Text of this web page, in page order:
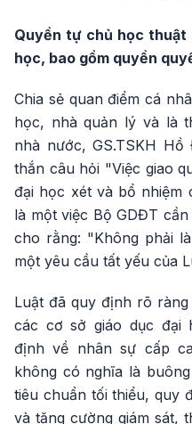
Quyền tự chủ học
học, bao gồm quyền
Chia sẻ quan điểm cá
học, nhà quản lý và là
nhà nước, GS.TSKH
thắn câu hỏi "Việc giao
đại học xét và bổ nhiệm
là một việc Bộ GDĐT
cho rằng: "Không phải
một yêu cầu tất yếu của
Luật đã quy định rõ
các cơ sở giáo dục đại
định về nhân sự cấp
không có nghĩa là
tiêu chuẩn tối thiểu, quy
và tăng cường giám sát,